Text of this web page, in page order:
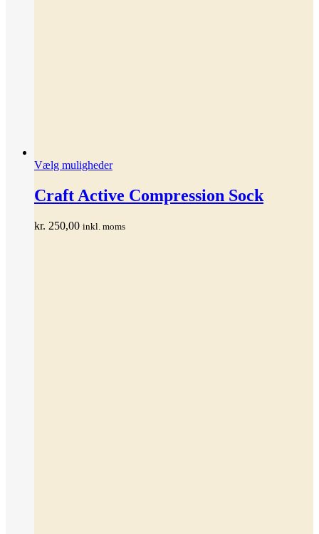
Vælg mulighederDette
flere
Mulighederne
Craft Active Compression Sock
kr. 250,00 inkl. moms